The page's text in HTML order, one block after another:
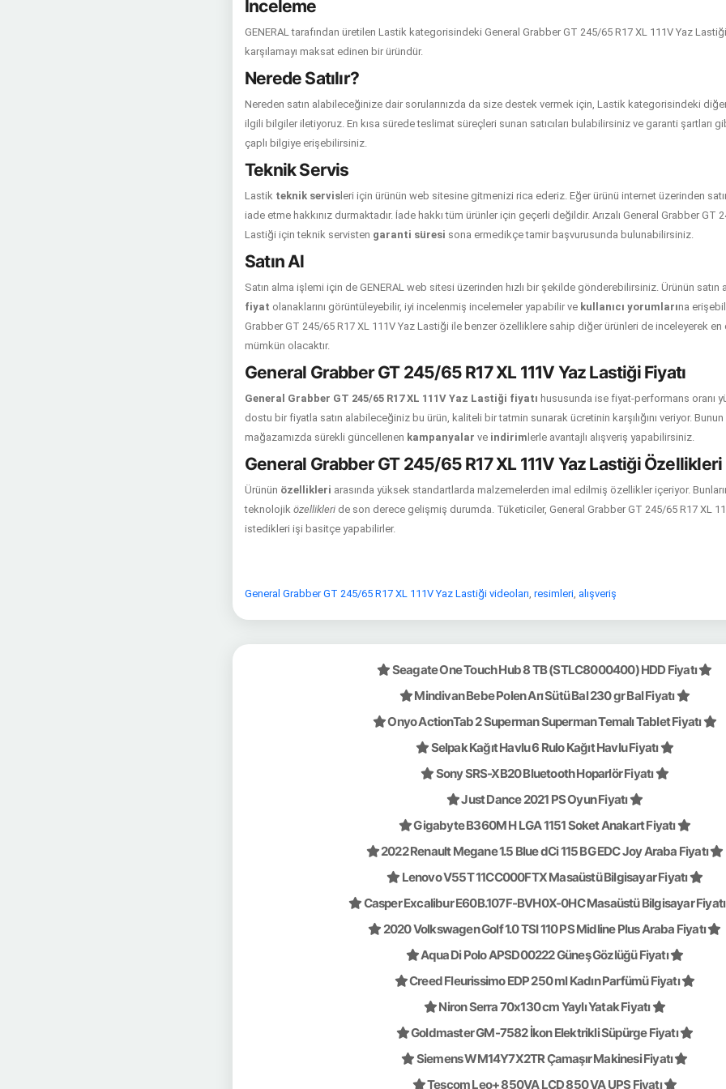
İnceleme
GENERAL tarafından üretilen Lastik kategorisindeki General Grabber GT 245/65 R17 XL 111V Yaz
karşılamayı maksat edinen bir üründür.
Nerede Satılır?
Nereden satın alabileceğinize dair sorularınızda da size destek vermek için, Lastik kategorisindeki
ilgili bilgiler iletiyoruz. En kısa sürede teslimat süreçleri sunan satıcıları bulabilirsiniz ve garanti şartları
çaplı bilgiye erişebilirsiniz.
Teknik Servis
Lastik teknik servis leri için ürünün web sitesine gitmenizi rica ederiz. Eğer ürünü internet üzerinden
iade etme hakkınız durmaktadır. İade hakkı tüm ürünler için geçerli değildir. Arızalı General Grabber GT
Lastiği için teknik servisten garanti süresi sona ermedikçe tamir başvurusunda bulunabilirsiniz.
Satın Al
Satın alma işlemi için de GENERAL web sitesi üzerinden hızlı bir şekilde gönderebilirsiniz. Ürünün satın
fiyat olanaklarını görüntüleyebilir, iyi incelenmiş incelemeler yapabilir ve kullanıcı yorumlarına
Grabber GT 245/65 R17 XL 111V Yaz Lastiği ile benzer özelliklere sahip diğer ürünleri de inceleyerek en
mümkün olacaktır.
General Grabber GT 245/65 R17 XL 111V Yaz Lastiği Fiyatı
General Grabber GT 245/65 R17 XL 111V Yaz Lastiği fiyatı hususunda ise fiyat-performans oranı
dostu bir fiyatla satın alabileceğiniz bu ürün, kaliteli bir tatmin sunarak ücretinin karşılığını veriyor. Bunun
mağazamızda sürekli güncellenen kampanyalar ve indirim lerle avantajlı alışveriş yapabilirsiniz.
General Grabber GT 245/65 R17 XL 111V Yaz Lastiği Özellikleri
Ürünün özellikleri arasında yüksek standartlarda malzemelerden imal edilmiş özellikler içeriyor.
teknolojik özellikleri de son derece gelişmiş durumda. Tüketiciler, General Grabber GT 245/65 R17 XL
istedikleri işi basitçe yapabilirler.
General Grabber GT 245/65 R17 XL 111V Yaz Lastiği videoları, resimleri, alışveriş
Seagate One Touch Hub 8 TB (STLC8000400) HDD Fiyatı
Mindivan Bebe Polen Arı Sütü Bal 230 gr Bal Fiyatı
Onyo ActionTab 2 Superman Superman Temalı Tablet Fiyatı
Selpak Kağıt Havlu 6 Rulo Kağıt Havlu Fiyatı
Sony SRS-XB20 Bluetooth Hoparlör Fiyatı
Just Dance 2021 PS Oyun Fiyatı
Gigabyte B360M H LGA 1151 Soket Anakart Fiyatı
2022 Renault Megane 1.5 Blue dCi 115 BG EDC Joy Araba Fiyatı
Lenovo V55T 11CC000FTX Masaüstü Bilgisayar Fiyatı
Casper Excalibur E60B.107F-BVH0X-0HC Masaüstü Bilgisayar
2020 Volkswagen Golf 1.0 TSI 110 PS Midline Plus Araba Fiyatı
Aqua Di Polo APSD00222 Güneş Gözlüğü Fiyatı
Creed Fleurissimo EDP 250 ml Kadın Parfümü Fiyatı
Niron Serra 70x130 cm Yaylı Yatak Fiyatı
Goldmaster GM-7582 İkon Elektrikli Süpürge Fiyatı
Siemens WM14Y7X2TR Çamaşır Makinesi Fiyatı
Tescom Leo+ 850VA LCD 850 VA UPS Fiyatı